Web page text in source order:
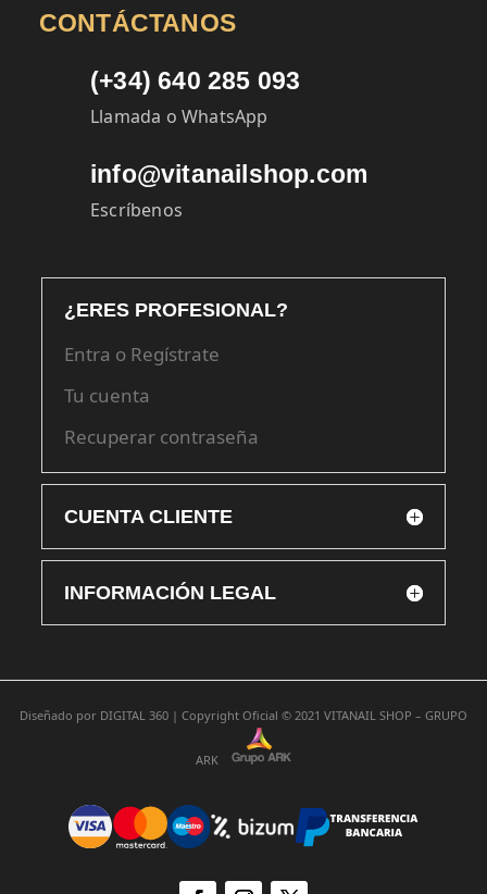
CONTÁCTANOS
(+34) 640 285 093
Llamada o WhatsApp
info@vitanailshop.com
Escríbenos
¿ERES PROFESIONAL?
Entra o Regístrate
Tu cuenta
Recuperar contraseña
CUENTA CLIENTE
INFORMACIÓN LEGAL
Diseñado por DIGITAL 360 | Copyright Oficial © 2021 VITANAIL SHOP – GRUPO
ARK